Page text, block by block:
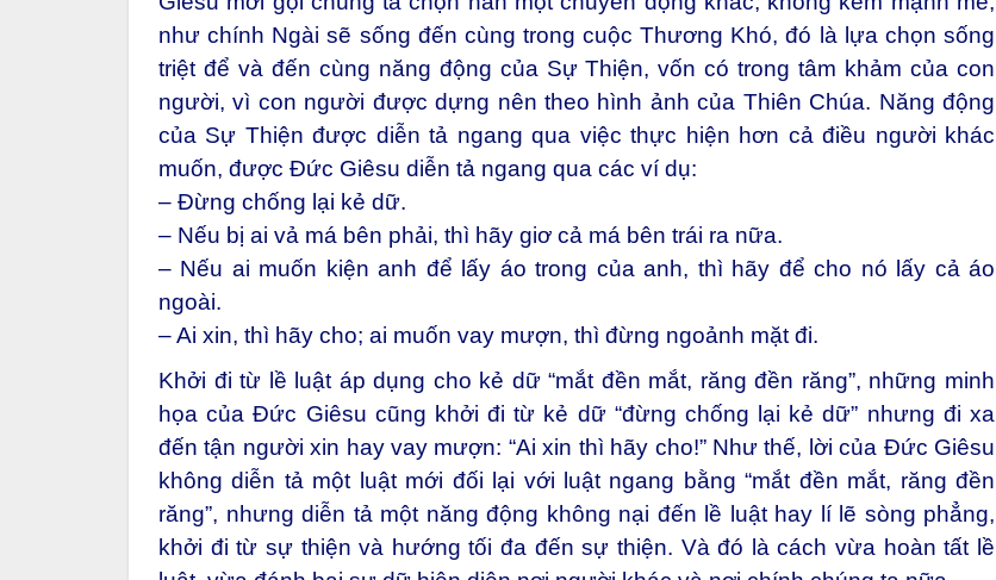
như chính Ngài sẽ sống đến cùng trong cuộc Thương Khó, đó là lựa chọn sống
triệt để và đến cùng năng động của Sự Thiện, vốn có trong tâm khảm của con
người, vì con người được dựng nên theo hình ảnh của Thiên Chúa. Năng động
của Sự Thiện được diễn tả ngang qua việc thực hiện hơn cả điều người khác
muốn, được Đức Giêsu diễn tả ngang qua các ví dụ:
– Đừng chống lại kẻ dữ.
– Nếu bị ai vả má bên phải, thì hãy giơ cả má bên trái ra nữa.
– Nếu ai muốn kiện anh để lấy áo trong của anh, thì hãy để cho nó lấy cả áo
ngoài.
– Ai xin, thì hãy cho; ai muốn vay mượn, thì đừng ngoảnh mặt đi.
Khởi đi từ lề luật áp dụng cho kẻ dữ “mắt đền mắt, răng đền răng”, những minh
họa của Đức Giêsu cũng khởi đi từ kẻ dữ “đừng chống lại kẻ dữ” nhưng đi xa
đến tận người xin hay vay mượn: “Ai xin thì hãy cho!” Như thế, lời của Đức Giêsu
không diễn tả một luật mới đối lại với luật ngang bằng “mắt đền mắt, răng đền
răng”, nhưng diễn tả một năng động không nại đến lề luật hay lí lẽ sòng phẳng,
khởi đi từ sự thiện và hướng tối đa đến sự thiện. Và đó là cách vừa hoàn tất lề